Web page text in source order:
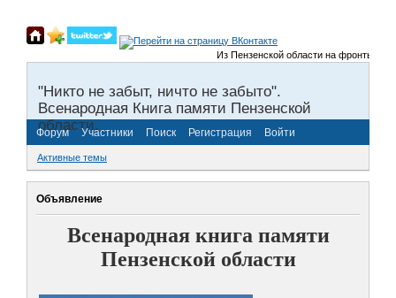
Из Пензенской области на фронты
"Никто не забыт, ничто не забыто".
Всенародная Книга памяти Пензенской
области.
Форум Участники Поиск Регистрация Войти
Активные темы
Объявление
Всенародная книга памяти
Пензенской области